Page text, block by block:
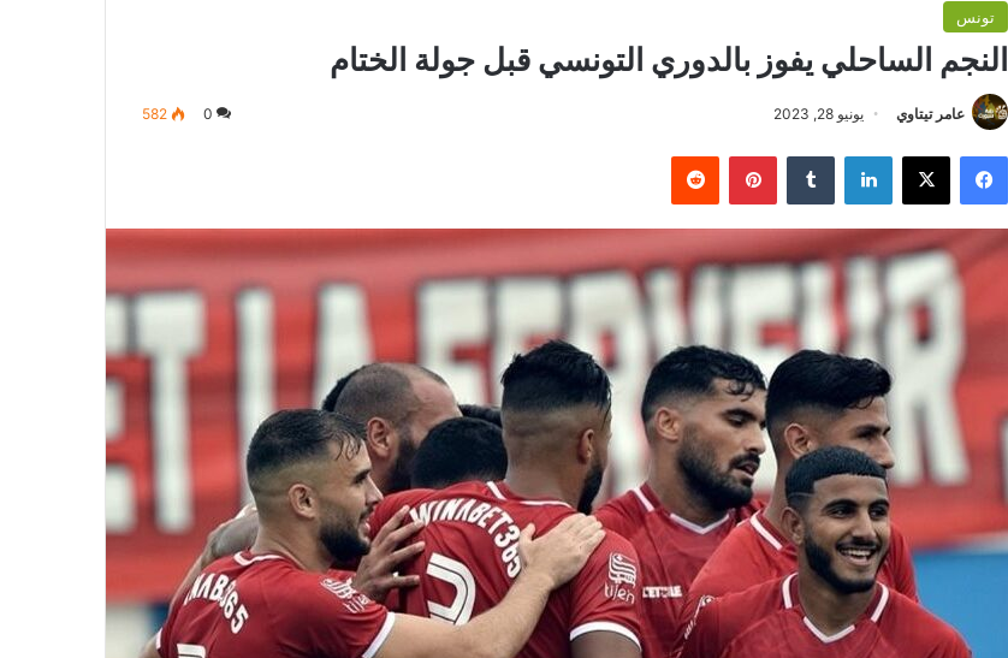
تونس
النجم الساحلي يفوز بالدوري التونسي قبل جولة الختام
عامر تيتاوي يونيو 28, 2023 0
582
فيسبوك ‫X لينكدإن بينتيريست